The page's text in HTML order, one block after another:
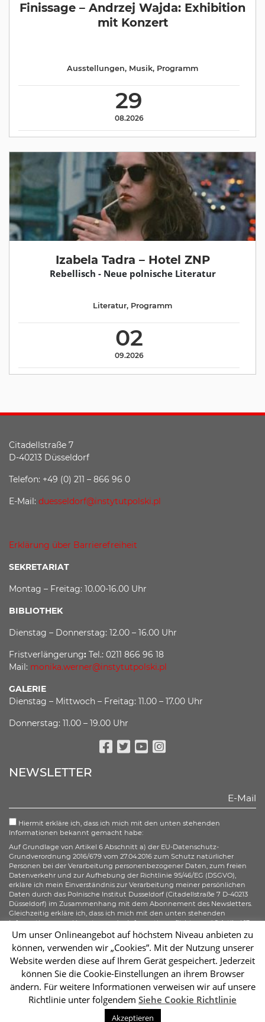
Finissage – Andrzej Wajda: Exhibition
mit Konzert
29
08.2026
Ausstellungen, Musik, Programm
Izabela Tadra – Hotel ZNP
Rebellisch - Neue polnische Literatur
02
09.2026
Literatur, Programm
Citadellstraße 7
D-40213 Düsseldorf
Telefon: +49 (0) 211 – 866 96 0
E-Mail: duesseldorf@instytutpolski.pl
Erklärung über Barrierefreiheit
SEKRETARIAT
Montag – Freitag: 10.00-16.00 Uhr
BIBLIOTHEK
Dienstag – Donnerstag: 12.00 – 16.00 Uhr
Fristverlängerung: Tel.: 0211 866 96 18
Mail: monika.werner@instytutpolski.pl
GALERIE
Dienstag – Mittwoch – Freitag: 11.00 – 17.00 Uhr
Donnerstag: 11.00 – 19.00 Uhr
NEWSLETTER
Hiermit erkläre ich, dass ich mich mit den unten stehenden
Informationen bekannt gemacht habe:
Auf Grundlage von Artikel 6 Abschnitt a) der EU-Datenschutz-
Grundverordnung 2016/679 vom 27.04.2016 zum Schutz natürlicher
Personen bei der Verarbeitung personenbezogener Daten, zum freien
Datenverkehr und zur Aufhebung der Richtlinie 95/46/EG (DSGVO),
erkläre ich mein Einverständnis zur Verarbeitung meiner persönlichen
Daten durch das Polnische Institut Dusseldorf (Citadellstraße 7 D-40213
Düsseldorf) im Zusammenhang mit dem Abonnement des Newsletters.
Gleichzeitig erkläre ich, dass ich mich mit den unten stehenden
Informationen zur Umsetzung der Informationspflicht gemäß Artikel 13
der DSGVO bezüglich der Verarbeitung meiner personenbezogenen
Daten bekannt gemacht habe und ich mir meiner gemäß der Artikel 15–
20 der DSGVO zustehenden Rechte bewusst bin.
Abonnieren
Um unser Onlineangebot auf höchstem Niveau anbieten zu
können, verwenden wir „Cookies”. Mit der Nutzung unserer
Website werden diese auf Ihrem Gerät gespeichert. Jederzeit
können Sie die Cookie-Einstellungen an ihrem Browser
ändern. Für weitere Informationen verweisen wir auf unsere
Richtlinie unter folgendem Siehe Cookie Richtlinie
Akzeptieren